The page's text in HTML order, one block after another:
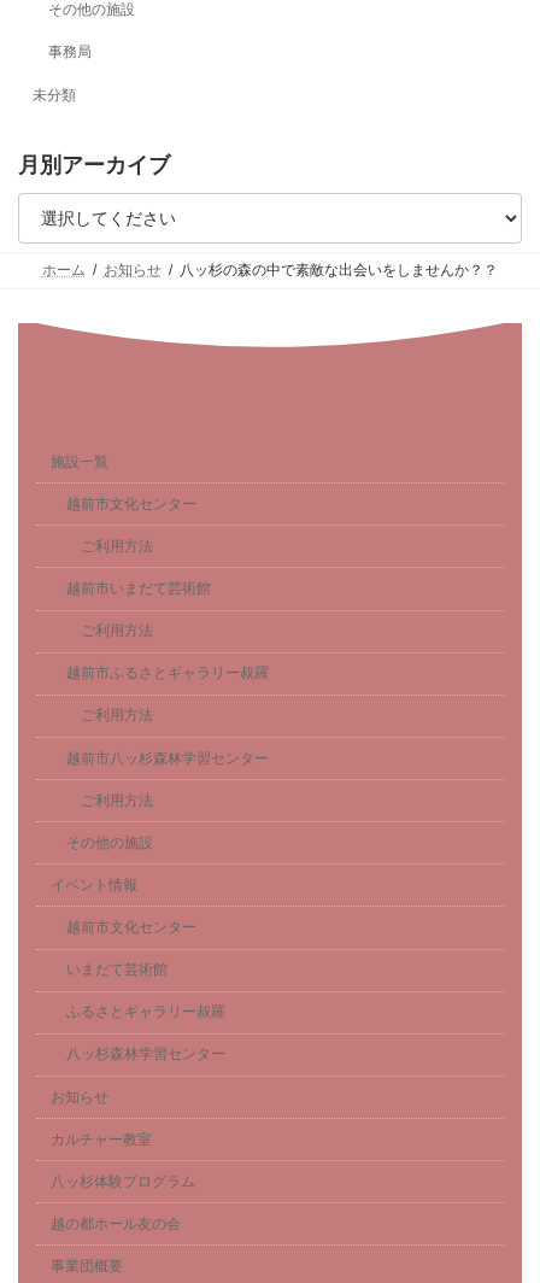
その他の施設
事務局
未分類
月別アーカイブ
ホーム お知らせ 八ッ杉の森の中で素敵な出会いをしませんか？？
施設一覧
越前市文化センター
ご利用方法
越前市いまだて芸術館
ご利用方法
越前市ふるさとギャラリー叔羅
ご利用方法
越前市八ッ杉森林学習センター
ご利用方法
その他の施設
イベント情報
越前市文化センター
いまだて芸術館
ふるさとギャラリー叔羅
八ッ杉森林学習センター
お知らせ
カルチャー教室
八ッ杉体験プログラム
越の都ホール友の会
事業団概要